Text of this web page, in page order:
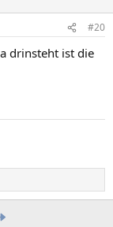
#20
drinsteht ist die